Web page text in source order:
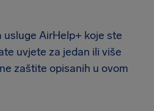
AirHelp+ koje ste
uvjete za jedan ili više
zaštite opisanih u ovom